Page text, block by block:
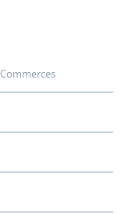
Commerces